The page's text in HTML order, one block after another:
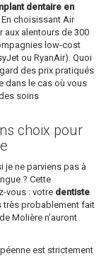
dentaire en
En choisissant Air
aux alentours de 300
low-cost
ou RyanAir). Quoi
des prix pratiqués
dans le cas où vous
soins
choix pour
je ne parviens pas à
? Cette
vous : votre dentiste
très probablement fait
Molière n’auront
est strictement